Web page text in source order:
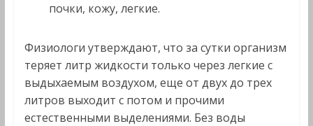
почки, кожу, легкие.
Физиологи утверждают, что за сутки организм
теряет литр жидкости только через легкие с
выдыхаемым воздухом, еще от двух до трех
литров выходит с потом и прочими
естественными выделениями. Без воды